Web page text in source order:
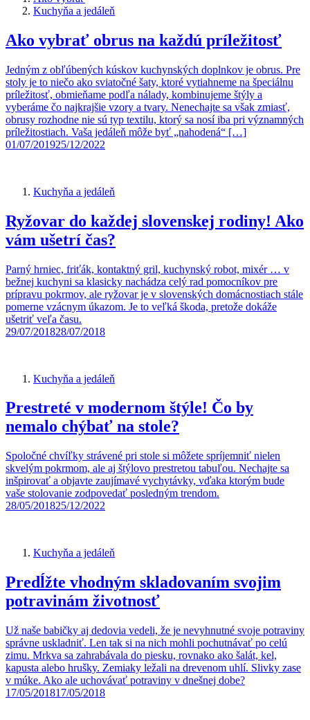
Kuchyňa a jedáleň
Ako vybrať obrus na každú príležitosť
Jedným z obľúbených kúskov kuchynských doplnkov je obrus. Pre
stoly je to niečo ako sviatočné šaty, ktoré vytiahneme na špeciálnu
príležitosť, obmieňame podľa nálady, kombinujeme štýly a
vyberáme čo najkrajšie vzory a tvary. Nenechajte sa však zmiasť,
obrusy rozhodne nie sú typ textilu, ktorý sa nosí iba pri významných
príležitostiach. Vaša jedáleň môže byť „nahodená“ […]
01/07/201925/12/2022
Kuchyňa a jedáleň
Ryžovar do každej slovenskej rodiny! Ako
vám ušetrí čas?
Parný hrniec, friťák, kontaktný gril, kuchynský robot, mixér … v
bežnej kuchyni sa klasicky nachádza celý rad pomocníkov pre
prípravu pokrmov, ale ryžovar je v slovenských domácnostiach stále
pomerne vzácnym úkazom. Je to veľká škoda, pretože dokáže
ušetriť veľa času.
29/07/201828/07/2018
Kuchyňa a jedáleň
Prestreté v modernom štýle! Čo by
nemalo chýbať na stole?
Spoločné chvíľky strávené pri stole si môžete spríjemniť nielen
skvelým pokrmom, ale aj štýlovo prestretou tabuľou. Nechajte sa
inšpirovať a objavte zaujímavé vychytávky, vďaka ktorým bude
vaše stolovanie zodpovedať posledným trendom.
28/05/201825/12/2022
Kuchyňa a jedáleň
Predĺžte vhodným skladovaním svojim
potravinám životnosť
Už naše babičky aj dedovia vedeli, že je nevyhnutné svoje potraviny
správne uskladniť. Len tak si na nich mohli pochutnávať po celú
zimu. Mrkva sa zahrabávala do piesku, rovnako ako šalát, kel,
kapusta alebo hrušky. Zemiaky ležali na drevenom uhlí. Slivky zase
v múke. Ako ale uchovávať potraviny v dnešnej dobe?
17/05/201817/05/2018